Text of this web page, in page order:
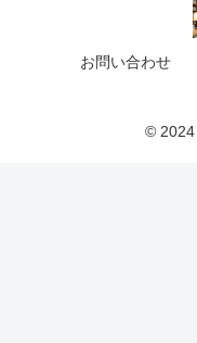
お問い合わせ
© 2024